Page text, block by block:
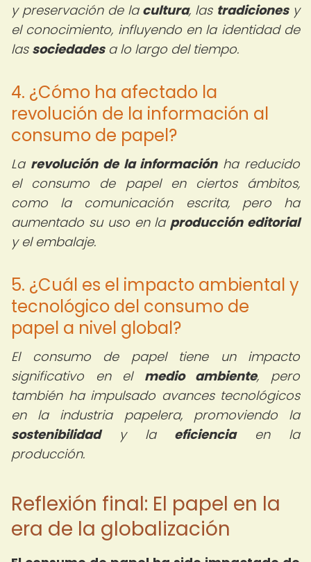
y preservación de la cultura, las tradicionesy
el conocimiento, influyendo en la identidad de
las sociedadesa lo largo del tiempo.
4. ¿Cómo ha afectado la
revolución de la información al
consumo de papel?
La revolución de la informaciónha reducido
el consumo de papel en ciertos ámbitos,
como la comunicación escrita, pero ha
aumentado su uso en la producción editorial
y el embalaje.
5. ¿Cuál es el impacto ambiental y
tecnológico del consumo de
papel a nivel global?
El consumo de papel tiene un impacto
significativo en el medio ambiente, pero
también ha impulsado avances tecnológicos
en la industria papelera, promoviendo la
sostenibilidady la eficienciaen la
producción.
Reflexión final: El papel en la
era de la globalización